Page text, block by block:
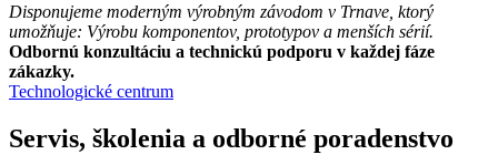
Disponujeme moderným výrobným závodom v Trnave, ktorý
umožňuje: Výrobu komponentov, prototypov a menších sérií.
Odbornú konzultáciu a technickú podporu v každej fáze
zákazky.
Technologické centrum
Servis, školenia a odborné poradenstvo